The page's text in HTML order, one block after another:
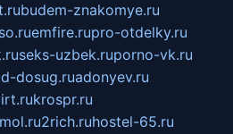
budem-znakomye.ru
emfire.rupro-otdelky.ru
seks-uzbek.ruporno-vk.ru
dosug.ruadonyev.ru
krospr.ru
2rich.ruhostel-65.ru